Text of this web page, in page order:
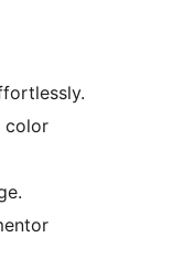
color